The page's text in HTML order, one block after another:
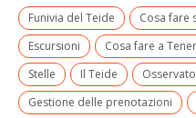
Funivia del Teide Cosa fare
Escursioni
Cosa fare a
Stelle
Il Teide
Gestione delle prenotazioni